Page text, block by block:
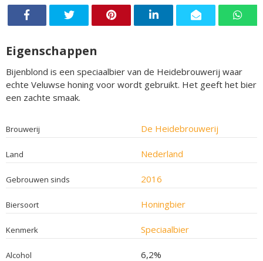
Eigenschappen
Bijenblond is een speciaalbier van de Heidebrouwerij waar
echte Veluwse honing voor wordt gebruikt. Het geeft het bier
een zachte smaak.
Brouwerij De Heidebrouwerij
Land Nederland
Gebrouwen sinds 2016
Biersoort Honingbier
Kenmerk Speciaalbier
Alcohol 6,2%